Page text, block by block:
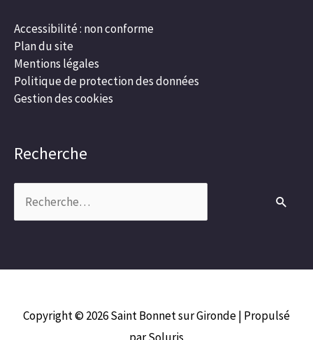
Accessibilité : non conforme
Plan du site
Mentions légales
Politique de protection des données
Gestion des cookies
Recherche
Copyright © 2026Saint Bonnet sur Gironde| Propulsé